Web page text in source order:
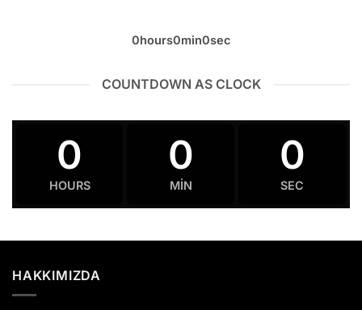
0hours0min0sec
COUNTDOWN AS CLOCK
0
HOURS
0
MIN
0
SEC
HAKKIMIZDA